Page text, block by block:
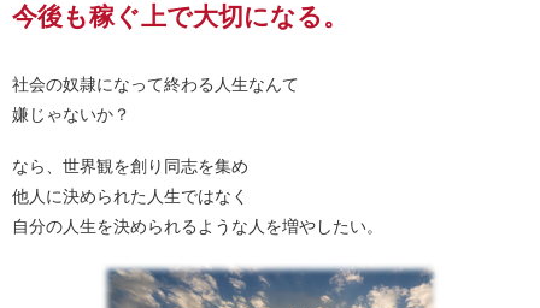
今後も稼ぐ上で大切になる。
社会の奴隷になって終わる人生なんて
嫌じゃないか？
なら、世界観を創り同志を集め
他人に決められた人生ではなく
自分の人生を決められるような人を増やしたい。